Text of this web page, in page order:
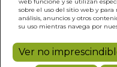
sobre el uso del sitio web y para
análisis, anuncios y otros
su uso mientras navega por
Ver no